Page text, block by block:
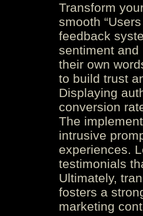
Transform
smooth
feedback
sentiment and
their own
to build trust
Displaying
conversion
The
intrusive
experiences.
testimonials
Ultimately,
fosters a
marketing